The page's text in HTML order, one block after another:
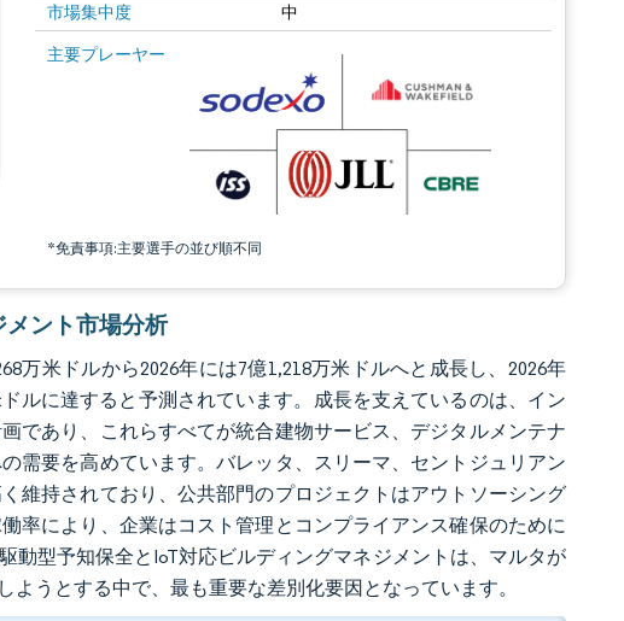
市場集中度 中
主要プレーヤー
*免責事項:主要選手の並び順不同
画像 © Mordor Intelligence。再利用にはCC BY 4.0の表示が必要です。
ント市場分析
万米ドルから2026年には7億1,218万米ドルへと成長し、2026年
ルに達すると予測されています。成長を支えているのは、イン
であり、これらすべてが統合建物サービス、デジタルメンテナ
需要を高めています。バレッタ、スリーマ、セントジュリアン
維持されており、公共部門のプロジェクトはアウトソーシング
率により、企業はコスト管理とコンプライアンス確保のために
動型予知保全とIoT対応ビルディングマネジメントは、マルタが
うとする中で、最も重要な差別化要因となっています。